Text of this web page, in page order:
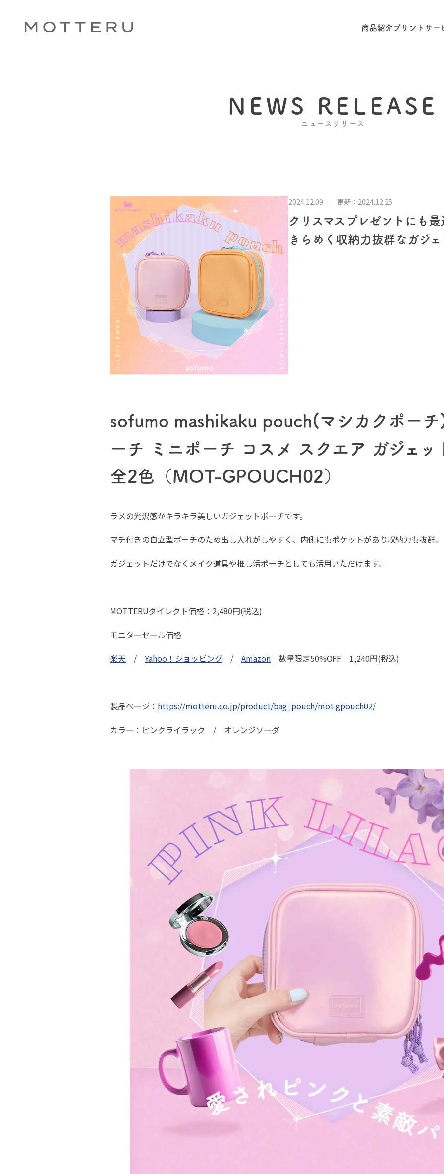
商品紹介 プリントサー
NEWS RELEASE
ニュースリリース
2024.12.09 更新：2024.12.25
クリスマスプレゼントにも
きらめく収納力抜群なガジ
sofumo mashikaku pouch(マシカクポーチ
ーチ ミニポーチ コスメ スクエア ガジェッ
全2色（MOT-GPOUCH02）
ラメの光沢感がキラキラ美しいガジェットポーチです。
マチ付きの自立型ポーチのため出し入れがしやすく、内側にもポケットがあり収納力も抜群。
ガジェットだけでなくメイク道具や推し活ポーチとしても活用いただけます。
MOTTERUダイレクト価格：2,480円(税込)
モニターセール価格
楽天 / Yahoo！ショッピング / Amazon 数量限定50%OFF 1,240円(税込)
製品ページ： https://motteru.co.jp/product/bag_pouch/mot-gpouch02/
カラー：ピンクライラック / オレンジソーダ